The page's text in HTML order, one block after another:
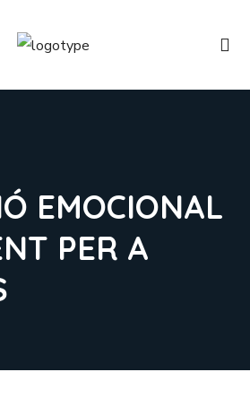
EMOCIONAL
PER A